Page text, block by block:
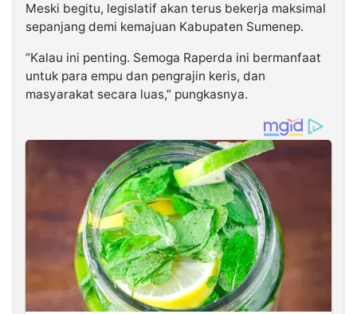
Meski begitu, legislatif akan terus bekerja maksimal
sepanjang demi kemajuan Kabupaten Sumenep.
“Kalau ini penting. Semoga Raperda ini bermanfaat
untuk para empu dan pengrajin keris, dan
masyarakat secara luas,” pungkasnya.